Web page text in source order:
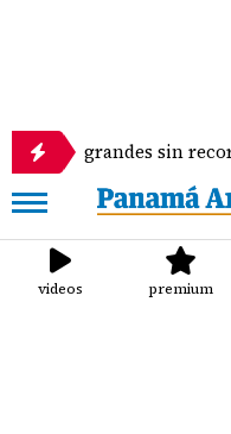
grandes sin recortar
videos premium